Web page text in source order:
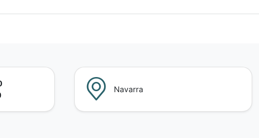
Navarra